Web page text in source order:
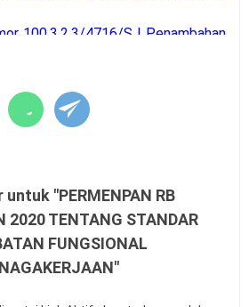
100.3.2.3/4716/SJ Penambahan
Desa
Data Prasarana pada Dapodik
PPG Calon Guru Tahun
Kota Palangka Raya 2026/2027
Kabupaten Merauke 2026/2027
SPMI di Satuan Pendidikan
Implementasi KBC untuk
"PERMENPAN RB
2020 TENTANG STANDAR
FUNGSIONAL